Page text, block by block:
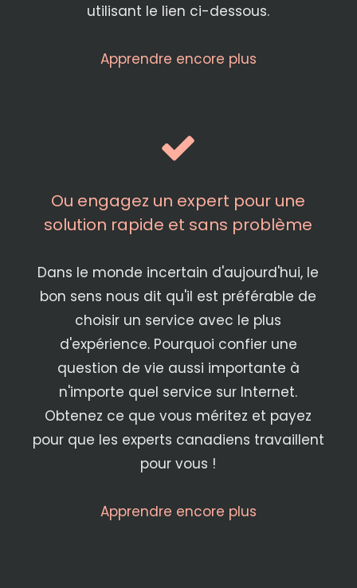
utilisant le lien ci-dessous.
Apprendre encore plus
Ou engagez un expert pour une
solution rapide et sans problème
Dans le monde incertain d'aujourd'hui, le
bon sens nous dit qu'il est préférable de
choisir un service avec le plus
d'expérience. Pourquoi confier une
question de vie aussi importante à
n'importe quel service sur Internet.
Obtenez ce que vous méritez et payez
pour que les experts canadiens travaillent
pour vous !
Apprendre encore plus